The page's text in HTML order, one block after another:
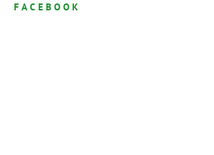
FACEBOOK